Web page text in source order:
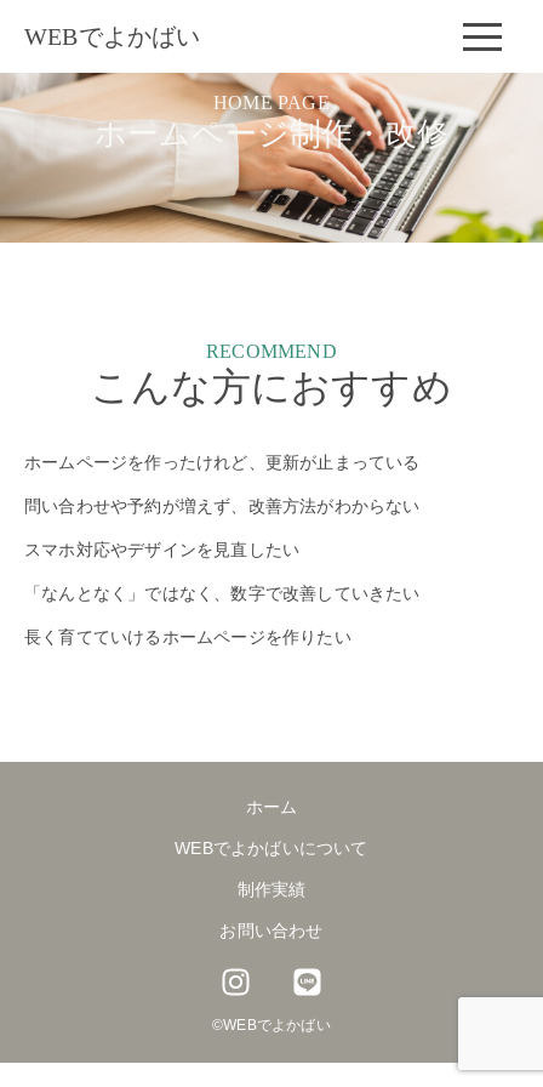
WEBでよかばい
HOME PAGE
ホームページ制作・改修
RECOMMEND
こんな方におすすめ
ホームページを作ったけれど、更新が止まっている
問い合わせや予約が増えず、改善方法がわからない
スマホ対応やデザインを見直したい
「なんとなく」ではなく、数字で改善していきたい
長く育てていけるホームページを作りたい
ホーム
WEBでよかばいについて
制作実績
お問い合わせ
I
n
s
t
L
i
n
e
©︎WEBでよかばい